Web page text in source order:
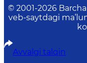
© 2001-2026
veb-saytdagi
Avvalgi talqin